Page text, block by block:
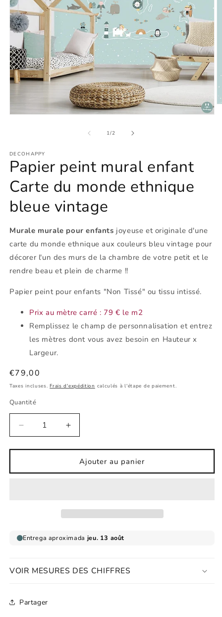
une
fenêtre
modale
1/de2
DECOHAPPY
Papier peint mural enfant
Carte du monde ethnique
bleue vintage
Murale murale pour enfants joyeuse et originale d'une
carte du monde ethnique aux couleurs bleu vintage pour
décorer l'un des murs de la chambre de votre petit et le
rendre beau et plein de charme !!
Papier peint pour enfants "Non Tissé" ou tissu intissé.
Prix ​​au mètre carré : 79 € le m2
Remplissez le champ de personnalisation et entrez
les mètres dont vous avez besoin en Hauteur x
Largeur.
Prix
habituel
€79,00
Taxes incluses.Frais d'expédition calculés à l'étape de paiement.
Quantité
Réduire
la
quantité
Papier
monde
ethnique
vintage
Augmenter
la
quantité
Papier
monde
ethnique
vintage
Ajouter au panier
VOIR MESURES DES CHIFFRES
Partager